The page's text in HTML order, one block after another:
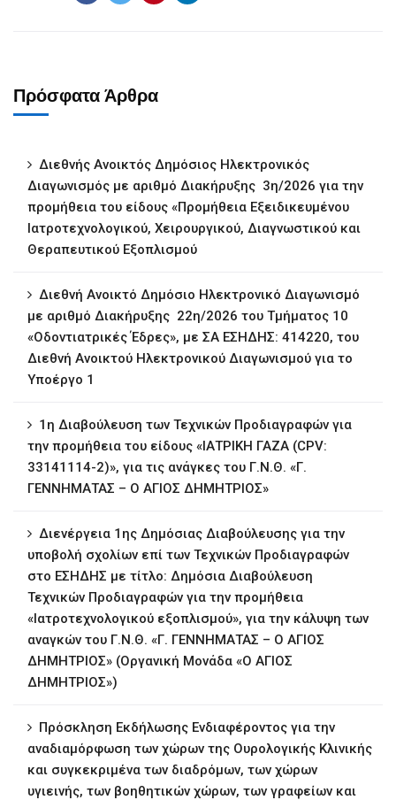
Πρόσφατα Άρθρα
Διεθνής Ανοικτός Δημόσιος Ηλεκτρονικός
Διαγωνισμός με αριθμό Διακήρυξης 3η/2026 για την
προμήθεια του είδους «Προμήθεια Εξειδικευμένου
Ιατροτεχνολογικού, Χειρουργικού, Διαγνωστικού και
Θεραπευτικού Εξοπλισμού
Διεθνή Ανοικτό Δημόσιο Ηλεκτρονικό Διαγωνισμό
με αριθμό Διακήρυξης 22η/2026 του Τμήματος 10
«Οδοντιατρικές Έδρες», με ΣΑ ΕΣΗΔΗΣ: 414220, του
Διεθνή Ανοικτού Ηλεκτρονικού Διαγωνισμού για το
Υποέργο 1
1η ∆ιαβούλευση των Τεχνικών Προδιαγραφών για
την προμήθεια του είδους «ΙΑΤΡΙΚΗ ΓΑΖΑ (CPV:
33141114-2)», για τις ανάγκες του Γ.Ν.Θ. «Γ.
ΓΕΝΝΗΜΑΤΑΣ – Ο ΑΓΙΟΣ ΔΗΜΗΤΡΙΟΣ»
∆ιενέργεια 1ης ∆ηµόσιας ∆ιαβούλευσης για την
υποβολή σχολίων επί των Τεχνικών Προδιαγραφών
στο ΕΣΗΔΗΣ με τίτλο: Δημόσια Διαβούλευση
Τεχνικών Προδιαγραφών για την προμήθεια
«Ιατροτεχνολογικού εξοπλισμού», για την κάλυψη των
αναγκών του Γ.Ν.Θ. «Γ. ΓΕΝΝΗΜΑΤΑΣ – Ο ΑΓΙΟΣ
ΔΗΜΗΤΡΙΟΣ» (Οργανική Μονάδα «Ο ΑΓΙΟΣ
ΔΗΜΗΤΡΙΟΣ»)
Πρόσκληση Εκδήλωσης Ενδιαφέροντος για την
αναδιαμόρφωση των χώρων της Ουρολογικής Κλινικής
και συγκεκριμένα των διαδρόμων, των χώρων
υγιεινής, των βοηθητικών χώρων, των γραφείων και